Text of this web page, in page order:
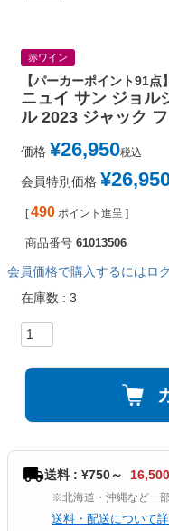
赤ワイン
【パーカーポイント91点】
ニュイ サン ジョル
ル 2023 ジャック
価格 ¥26,950税込
会員特別価格 ¥
[ 490 ポイント進呈 ]
商品番号 61013506
会員価格で購入するにはロ
在庫数
3
送料 : ¥750～
※北海道・沖縄など一
送料・配送について